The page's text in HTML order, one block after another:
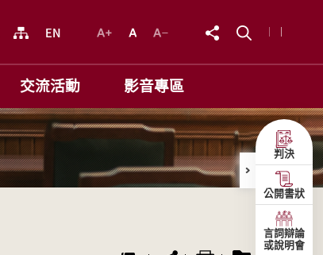
交流活動 影音專區
判決
公開書狀
言詞辯論
或說明會